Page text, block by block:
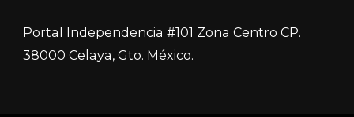
Portal Independencia #101 Zona Centro CP.
38000 Celaya, Gto. México.